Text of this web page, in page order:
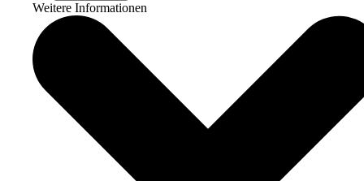
Weitere Informationen